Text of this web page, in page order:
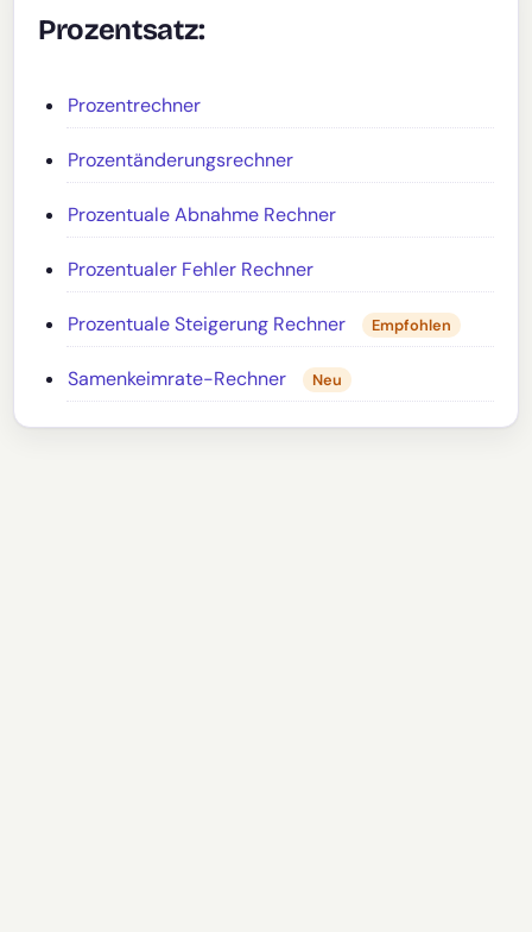
Prozentsatz:
Prozentrechner
Prozentänderungsrechner
Prozentuale Abnahme Rechner
Prozentualer Fehler Rechner
Prozentuale Steigerung Rechner Empfohlen
Samenkeimrate-Rechner Neu